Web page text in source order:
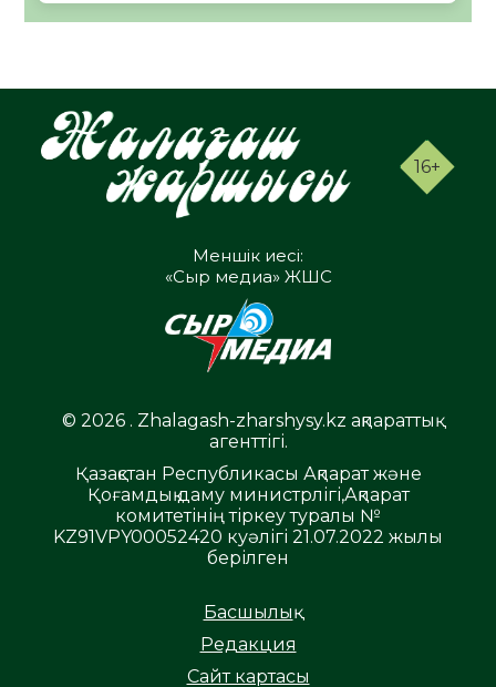
16+
Меншік иесі:
«Сыр медиа» ЖШС
© 2026 . Zhalagash-zharshysy.kz ақпараттық
агенттігі.
Қазақстан Республикасы Ақпарат және
Қоғамдық даму министрлігі,Ақпарат
комитетінің тіркеу туралы №
KZ91VPY00052420 куәлігі 21.07.2022 жылы
берілген
Басшылық
Редакция
Сайт картасы